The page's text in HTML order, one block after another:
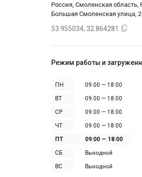
Россия, Смоленская область,
Большая Смоленская улица, 2
53.955034, 32.864281
Режим работы и
ПН
09:00 — 18:00
ВТ
09:00 — 18:00
СР
09:00 — 18:00
ЧТ
09:00 — 18:00
ПТ
09:00 — 18:00
СБ
Выходной
ВС
Выходной